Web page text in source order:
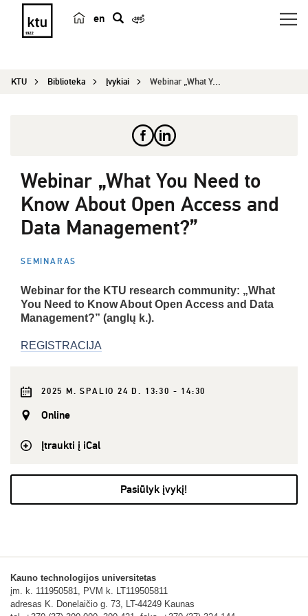
en
e
KTU Biblioteka Įvykiai Webinar „What You Need to Know About Open Access...
Webinar „What You Need to
Know About Open Access and
Data Management?”
SEMINARAS
Webinar for the KTU research community: „What
You Need to Know About Open Access and Data
Management?” (anglų k.).
REGISTRACIJA
2025 M. SPALIO 24 D. 13:30 - 14:30
Online
Įtraukti į iCal
Pasiūlyk įvykį!
Kauno technologijos universitetas
įm. k. 111950581, PVM k. LT119505811
adresas K. Donelaičio g. 73, LT-44249 Kaunas